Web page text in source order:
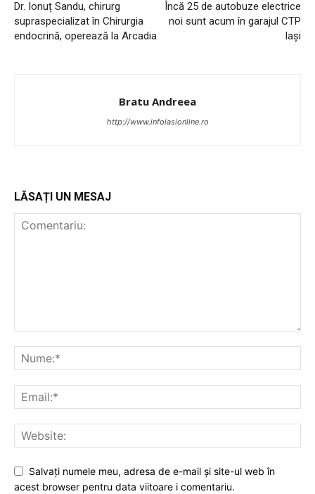
Prelucrarea datelor cu caracter personal
Dr. Ionuț Sandu, chirurg
supraspecializat în Chirurgia
endocrină, operează la Arcadia
Încă 25 de autobuze electrice
noi sunt acum în garajul CTP
Iași
Bratu Andreea
http://www.infoiasionline.ro
LĂSAȚI UN MESAJ
Salvați numele meu, adresa de e-mail și site-ul web în
acest browser pentru data viitoare i comentariu.